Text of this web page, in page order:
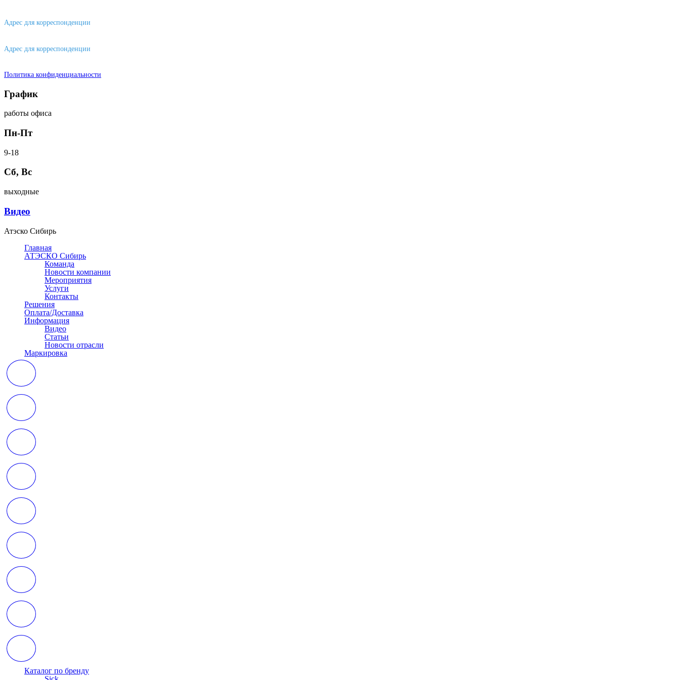
Адрес для корреспонденции
Адрес для корреспонденции
Политика конфиденциальности
График
работы офиса
Пн-Пт
9-18
Сб, Вс
выходные
Видео
Атэско Сибирь
Главная
АТЭСКО Сибирь
Команда
Новости компании
Мероприятия
Услуги
Контакты
Решения
Оплата/Доставка
Информация
Видео
Статьи
Новости отрасли
Маркировка
Каталог по бренду